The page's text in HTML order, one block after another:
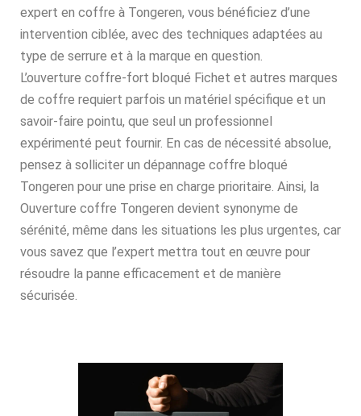
expert en coffre à Tongeren, vous bénéficiez d’une
intervention ciblée, avec des techniques adaptées au
type de serrure et à la marque en question.
L’ouverture coffre-fort bloqué Fichet et autres marques
de coffre requiert parfois un matériel spécifique et un
savoir-faire pointu, que seul un professionnel
expérimenté peut fournir. En cas de nécessité absolue,
pensez à solliciter un dépannage coffre bloqué
Tongeren pour une prise en charge prioritaire. Ainsi, la
Ouverture coffre Tongeren devient synonyme de
sérénité, même dans les situations les plus urgentes, car
vous savez que l’expert mettra tout en œuvre pour
résoudre la panne efficacement et de manière
sécurisée.